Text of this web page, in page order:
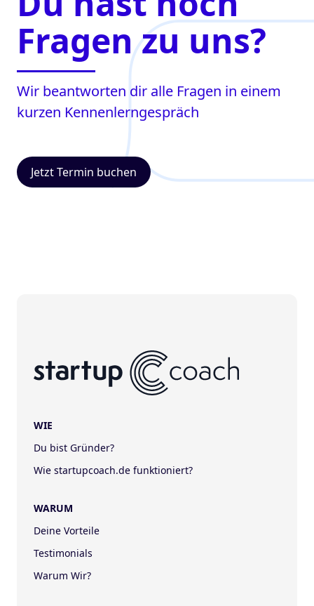
Fragen zu uns?
Wir beantworten dir alle Fragen in einem
kurzen Kennenlerngespräch
Jetzt Termin buchen
WIE
Du bist Gründer?
Wie startupcoach.de funktioniert?
WARUM
Deine Vorteile
Testimonials
Warum Wir?